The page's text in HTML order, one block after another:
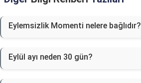
Eylemsizlik Momenti nelere bağlıdır?
Eylül ayı neden 30 gün?